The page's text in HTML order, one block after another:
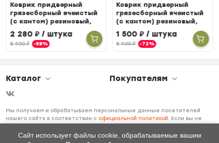
Коврик придверный
грязесборный ячеистый
(с кантом) резиновый,
80 х 120 см
2 280₽/ штука
5 400₽ -58%
Коврик придверный
грязесборный ячеистый
(с кантом) резиновый,
60 х 90 см
1 500₽/ штука
5 400₽ -72%
Каталог Покупателям
Мы получаем и обрабатываем персональные данные посетителей
нашего сайта в соответствии с официальной политикой. Если вы не
необходимо покинуть наш сайт.
Сайт использует файлы cookie, обрабатываемые вашим